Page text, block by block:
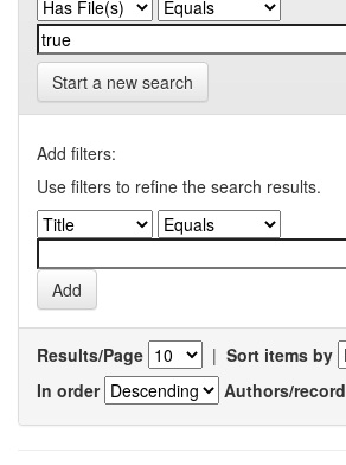
Start a new search
Add filters:
Use filters to refine the search results.
Results/Page | Sort items by
In order
Authors/record